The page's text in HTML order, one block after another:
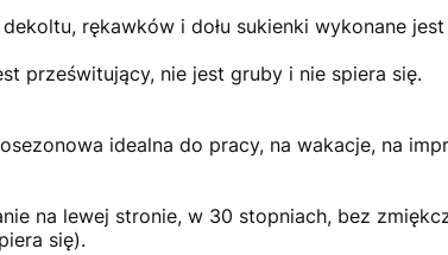
rękawków i dołu sukienki wykonane
prześwitujący, nie jest gruby i nie spiera się.
idealna do pracy, na wakacje, na
na lewej stronie, w 30 stopniach, bez
się).